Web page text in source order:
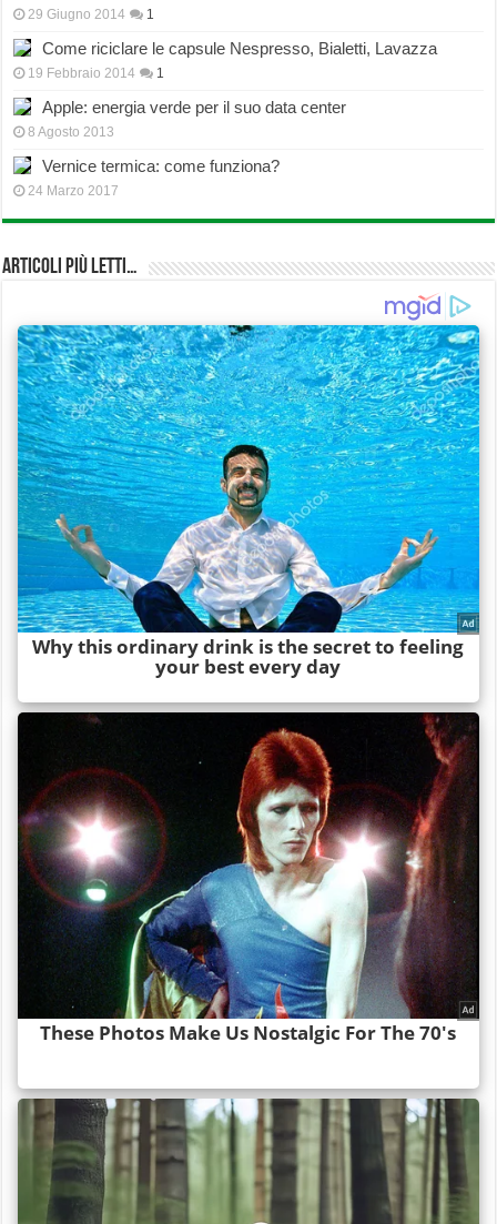
29 Giugno 2014 1
Come riciclare le capsule Nespresso, Bialetti, Lavazza
19 Febbraio 2014 1
Apple: energia verde per il suo data center
8 Agosto 2013
Vernice termica: come funziona?
24 Marzo 2017
Articoli più Letti…